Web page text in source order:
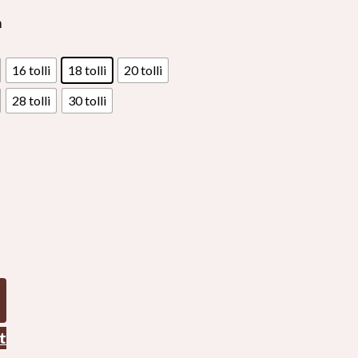
16 tolli 18 tolli
20 tolli
28 tolli 30 tolli